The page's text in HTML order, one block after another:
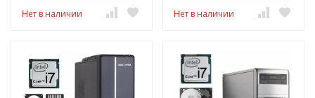
Нет в наличии Нет в наличии